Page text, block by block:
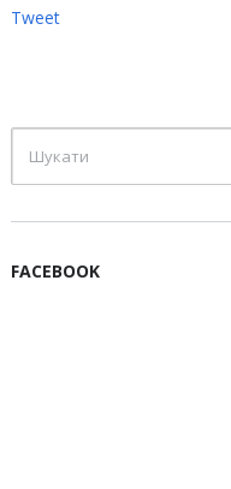
Tweet
FACEBOOK